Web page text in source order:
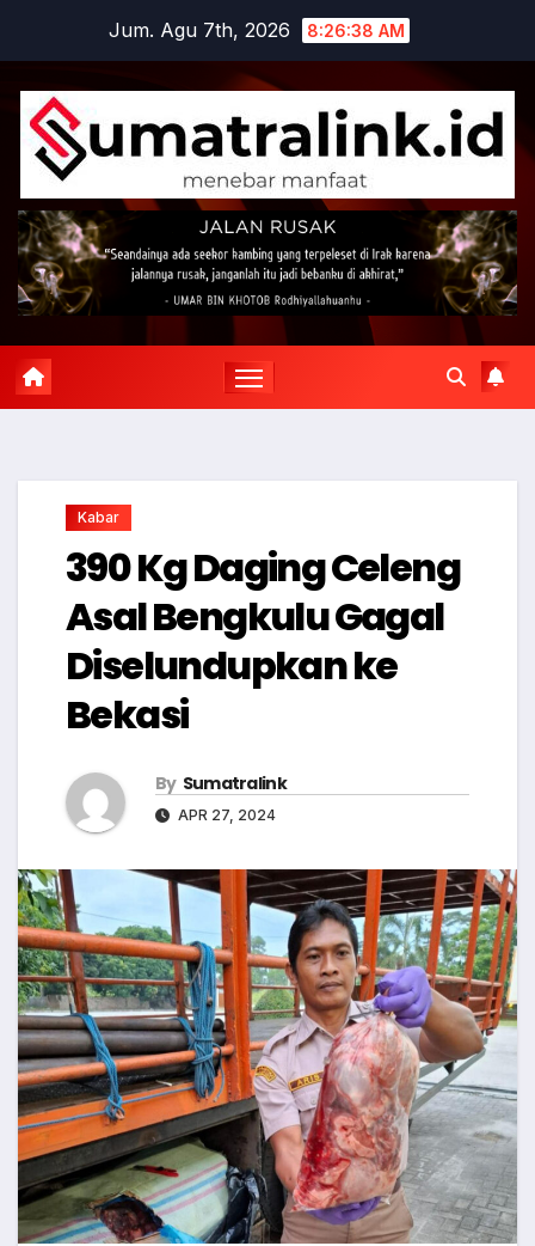
content
Jum. Agu 7th, 2026 8:26:39 AM
Kabar
390 Kg Daging Celeng
Asal Bengkulu Gagal
Diselundupkan ke
Bekasi
By Sumatralink
APR 27, 2024